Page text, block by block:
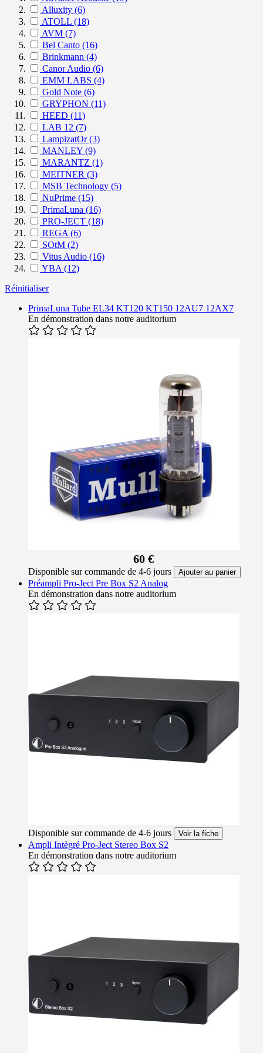
Alluxity (6)
ATOLL (18)
AVM (7)
Bel Canto (16)
Brinkmann (4)
Canor Audio (6)
EMM LABS (4)
Gold Note (6)
GRYPHON (11)
HEED (11)
LAB 12 (7)
LampizatOr (3)
MANLEY (9)
MARANTZ (1)
MEITNER (3)
MSB Technology (5)
NuPrime (15)
PrimaLuna (16)
PRO-JECT (18)
REGA (6)
SOtM (2)
Vitus Audio (16)
YBA (12)
Réinitialiser
PrimaLuna Tube EL34 KT120 KT150 12AU7 12AX7
En démonstration dans notre auditorium
60 €
Disponible sur commande de 4-6 jours Ajouter au panier
Préampli Pro-Ject Pre Box S2 Analog
En démonstration dans notre auditorium
Disponible sur commande de 4-6 jours Voir la fiche
Ampli Intègré Pro-Ject Stereo Box S2
En démonstration dans notre auditorium